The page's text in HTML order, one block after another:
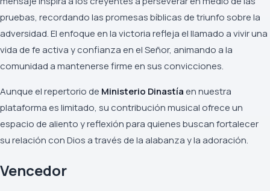
pruebas, recordando las promesas bíblicas de triunfo sobre la
adversidad. El enfoque en la victoria refleja el llamado a vivir una
vida de fe activa y confianza en el Señor, animando a la
comunidad a mantenerse firme en sus convicciones.
Aunque el repertorio de Ministerio Dinastíaen nuestra
plataforma es limitado, su contribución musical ofrece un
espacio de aliento y reflexión para quienes buscan fortalecer
su relación con Dios a través de la alabanza y la adoración.
Vencedor